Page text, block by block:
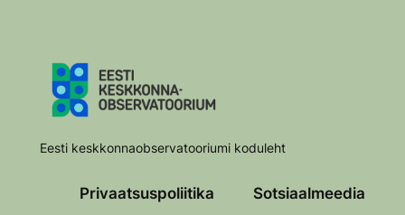
Eesti keskkonnaobservatooriumi koduleht
Privaatsuspoliitika Sotsiaalmeedia